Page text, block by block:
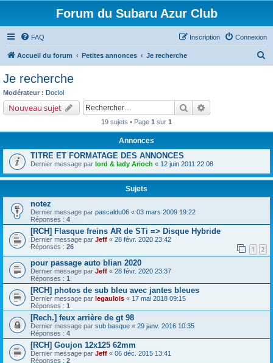
Forum du Subaru Azur Club
FAQ Connexion
Inscription
Accueil du forum Petites annonces Je recherche
Je recherche
Modérateur : Doclol
Nouveau sujet Rechercher
19 sujets • Page 1 sur 1
Annonces
TITRE ET FORMATAGE DES ANNONCES
Dernier message par lord & lady Arioch « 12 juin 2011 22:08
Sujets
notez
Dernier message par pascaldu06 « 03 mars 2009 19:22
Réponses : 4
[RCH] Flasque freins AR de STi => Disque Hybride
Dernier message par Jeff « 28 févr. 2020 23:42
Réponses : 26 1 2
pour passage auto blian 2020
Dernier message par Jeff « 28 févr. 2020 23:37
Réponses : 1
[RCH] photos de sub bleu avec jantes bleues
Dernier message par legaulois « 17 mai 2018 09:15
Réponses : 1
[Rech.] feux arrière de gt 98
Dernier message par sub basque « 29 janv. 2016 10:35
Réponses : 4
[RCH] Goujon 12x125 62mm
Dernier message par Jeff « 06 déc. 2015 13:41
Réponses : 2